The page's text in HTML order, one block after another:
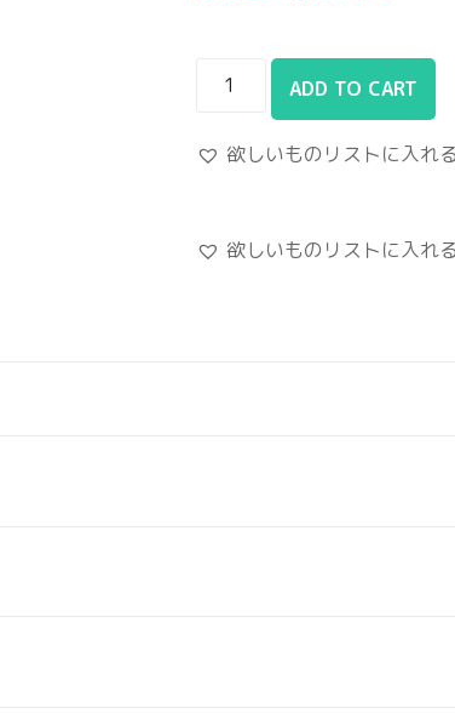
ADD TO CART
欲しいものリストに入れ
欲しいものリストに入れ